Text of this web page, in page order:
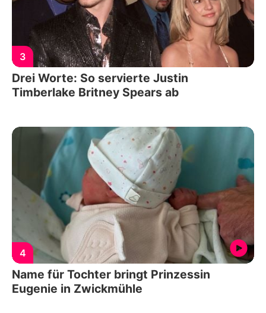
3
Drei Worte: So servierte Justin
Timberlake Britney Spears ab
4
Name für Tochter bringt Prinzessin
Eugenie in Zwickmühle